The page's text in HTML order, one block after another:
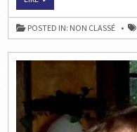
MUSIQUE
:
MARIE
CHESS
POSTED IN: NON CLASSÉ